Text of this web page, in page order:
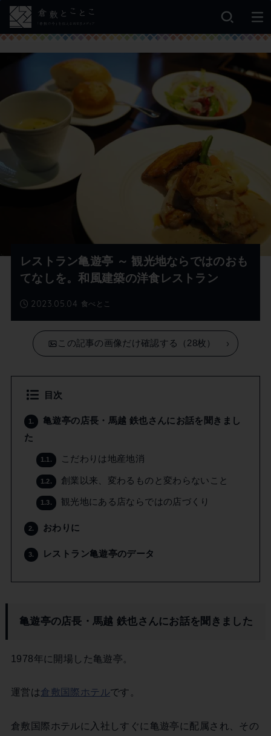
食べとこ
2023.05.04
レストラン亀遊亭 ～ 観光地ならではのおも
てなしを。和風建築の洋食レストラン
この記事の画像だけ確認する（28枚）
目次
1.
亀遊亭の店長・馬越 鉄也さんにお話を聞きまし
た
1.1. こだわりは地産地消
1.2. 創業以来、変わるものと変わらないこと
1.3. 観光地にある店ならではの店づくり
2. おわりに
3. レストラン亀遊亭のデータ
亀遊亭の店長・馬越 鉄也さんにお話を聞きました
1978年に開場した亀遊亭。
運営は倉敷国際ホテルです。
倉敷国際ホテルに入社しすぐに亀遊亭に配属され、その